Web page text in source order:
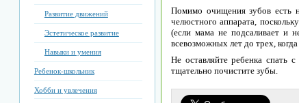
Развитие движений
Эстетическое развитие
Навыки и умения
Ребенок-школьник
Хобби и увлечения
Помимо очищения зубов есть
челюстного аппарата,
(если мама не подсаливает и
всевозможных лет до трех,
Не оставляйте ребенка спать
тщательно почистите зубы.